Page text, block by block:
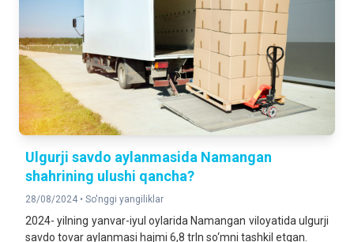
Ulgurji savdo aylanmasida Namangan
shahrining ulushi qancha?
28/08/2024 • So'nggi yangiliklar
2024- yilning yanvar-iyul oylarida Namangan viloyatida ulgurji
savdo tovar aylanmasi hajmi 6,8 trln so‘mni tashkil etgan.